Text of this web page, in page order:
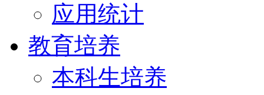
应用统计
教育培养
本科生培养